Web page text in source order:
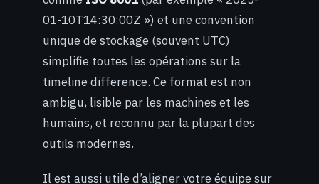
01-10T14:30:00Z ») et une convention
unique de stockage (souvent UTC)
simplifie toutes les opérations sur la
timeline difference. Ce format est non
ambigu, lisible par les machines et les
humains, et reconnu par la plupart des
outils modernes.
Il est aussi utile d’aligner votre équipe sur